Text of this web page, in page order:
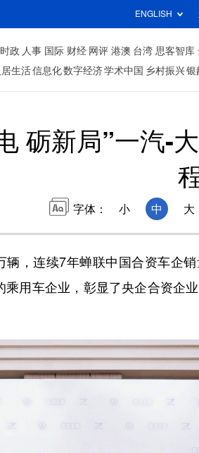
ENGLISH
时政 人事 国际 财经 网评 港澳 台湾 思客智库
居生活信息化数字经济学术中国 乡村振兴银
砺新局”一汽-
字体： 小 中 大
辆，连续7年蝉联中国合资车企
用车企业，彰显了央企合资企